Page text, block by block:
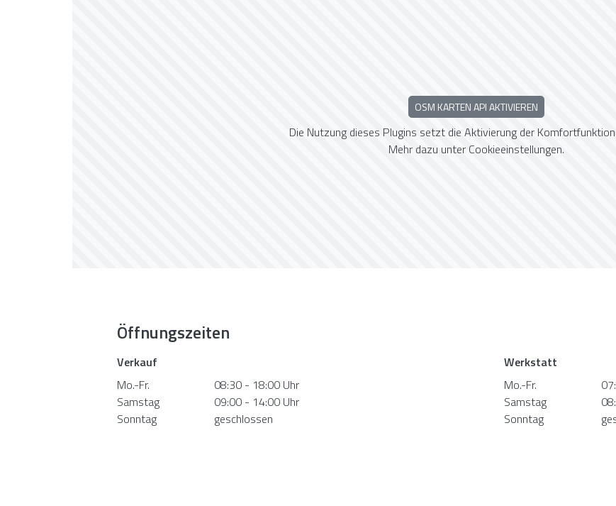
OSM KARTEN API AKTIVIEREN
Die Nutzung dieses Plugins setzt die Aktivierung der
Mehr dazu unter Cookieeinstellungen.
Öffnungszeiten
Verkauf
Mo.-Fr.
08:30 - 18:00 Uhr
Samstag
09:00 - 14:00 Uhr
Sonntag
geschlossen
Werkstatt
Mo.-Fr.
Samstag
Sonntag